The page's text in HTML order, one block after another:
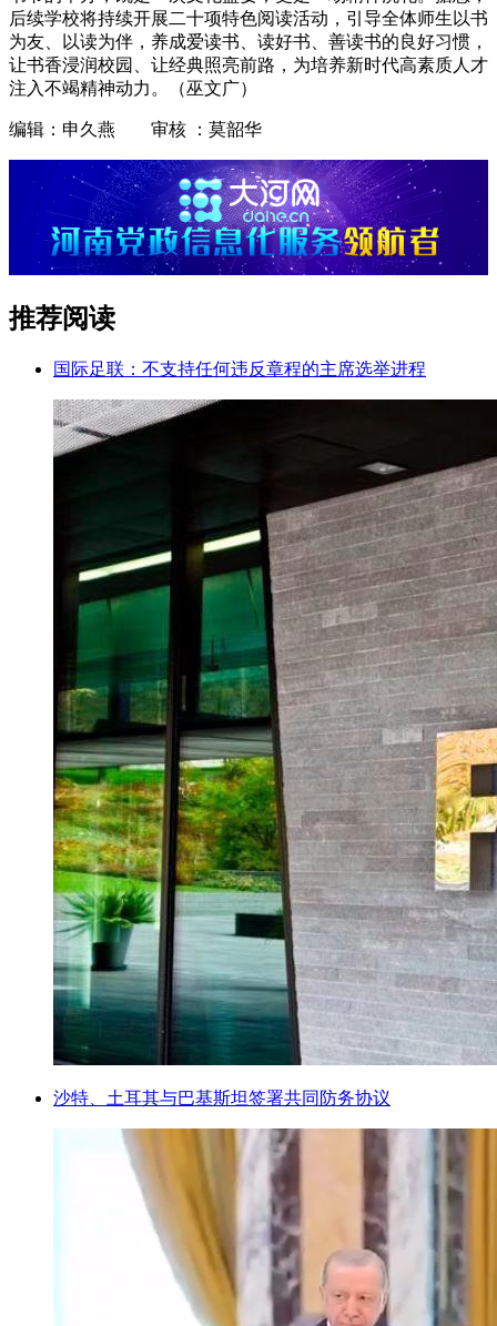
后续学校将持续开展二十项特色阅读活动，引导全体师生以书
为友、以读为伴，养成爱读书、读好书、善读书的良好习惯，
让书香浸润校园、让经典照亮前路，为培养新时代高素质人才
注入不竭精神动力。（巫文广）
编辑：申久燕 审核 ：莫韶华
推荐阅读
国际足联：不支持任何违反章程的主席选举进程
沙特、土耳其与巴基斯坦签署共同防务协议